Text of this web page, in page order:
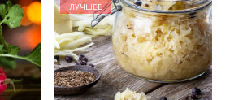
ЛУЧШЕЕ